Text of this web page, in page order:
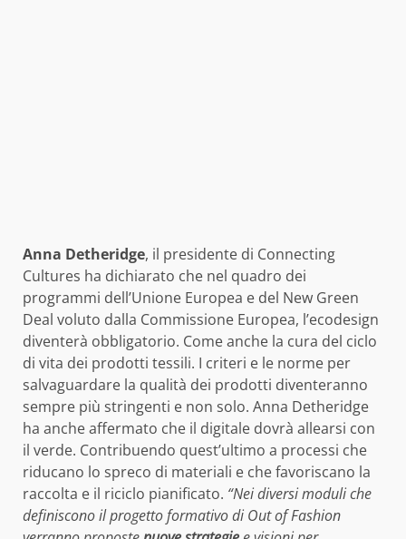
Anna Detheridge, il presidente di Connecting
Cultures ha dichiarato che nel quadro dei
programmi dell’Unione Europea e del New Green
Deal voluto dalla Commissione Europea, l’ecodesign
diventerà obbligatorio. Come anche la cura del ciclo
di vita dei prodotti tessili. I criteri e le norme per
salvaguardare la qualità dei prodotti diventeranno
sempre più stringenti e non solo. Anna Detheridge
ha anche affermato che il digitale dovrà allearsi con
il verde. Contribuendo quest’ultimo a processi che
riducano lo spreco di materiali e che favoriscano la
raccolta e il riciclo pianificato. “Nei diversi moduli che
definiscono il progetto formativo di Out of Fashion